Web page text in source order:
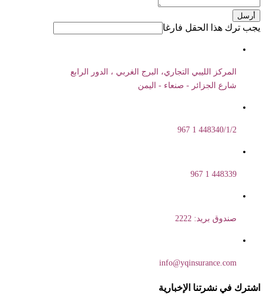
أرسل
يجب ترك هذا الحقل فارغا
المركز الليبي التجاري، البرج الغربي ، الدور الرابع
شارع الجزائر - صنعاء - اليمن
448340/1/2 1 967
448339 1 967
صندوق بريد: 2222
info@yqinsurance.com
اشترك في نشرتنا الإخبارية